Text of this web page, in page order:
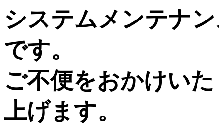
システムメンテナ
です。
ご不便をおかけい
上げます。